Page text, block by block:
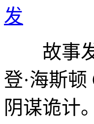
发
故事发
登·海斯
阴谋诡计